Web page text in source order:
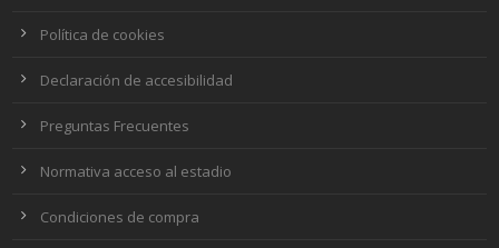
Política de cookies
Declaración de accesibilidad
Preguntas Frecuentes
Normativa acceso al estadio
Condiciones de compra